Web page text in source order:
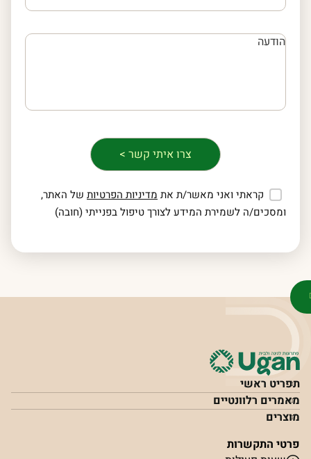
קראתי ואני מאשר/ת את מדיניות הפרטיותשל האתר,
ומסכים/ה לשמירת המידע לצורך טיפול בפנייתי (חובה)
תפריט ראשי
מאמרים רלוונטיים
מוצרים
פרטי התקשרות